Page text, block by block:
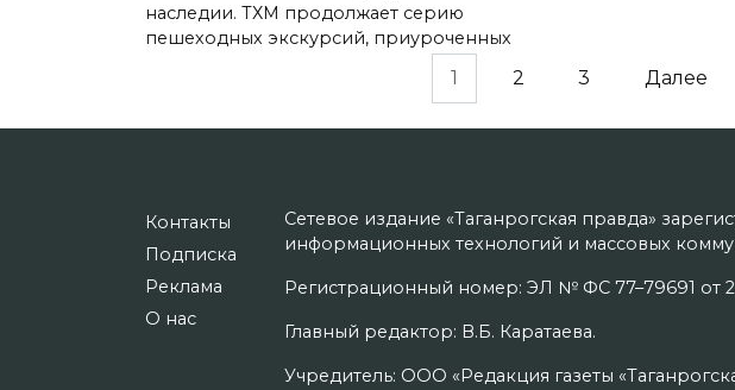
наследии. ТХМ продолжает серию
пешеходных экскурсий, приуроченных
1 2 3 Далее
Контакты
Подписка
Реклама
О нас
Сетевое издание «Таганрогская правда»
информационных технологий и массовых
Регистрационный номер: ЭЛ № ФС 77–79691 от
Главный редактор: В.Б. Каратаева.
Учредитель: ООО «Редакция газеты